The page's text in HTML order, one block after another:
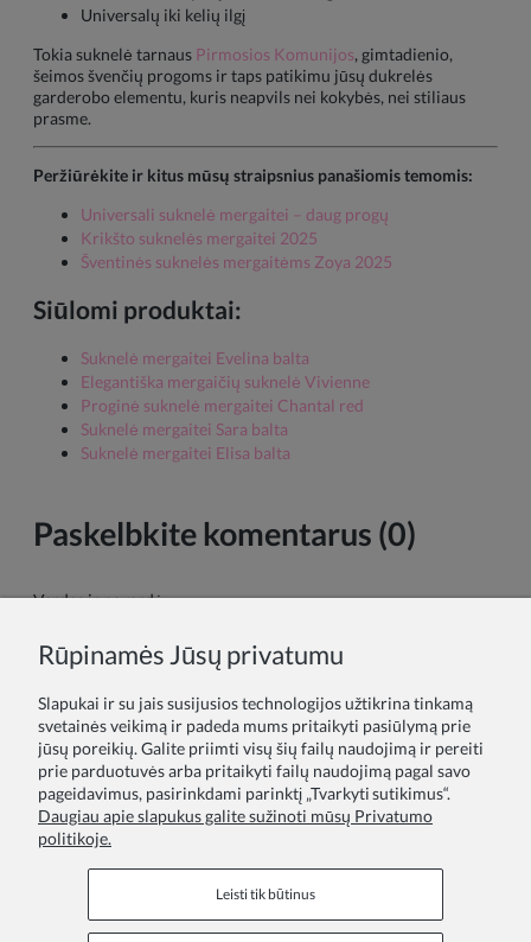
Universalų iki kelių ilgį
Tokia suknelė tarnaus Pirmosios Komunijos, gimtadienio,
šeimos švenčių progoms ir taps patikimu jūsų dukrelės
garderobo elementu, kuris neapvils nei kokybės, nei stiliaus
prasme.
Peržiūrėkite ir kitus mūsų straipsnius panašiomis temomis:
Universali suknelė mergaitei – daug progų
Krikšto suknelės mergaitei 2025
Šventinės suknelės mergaitėms Zoya 2025
Siūlomi produktai:
Suknelė mergaitei Evelina balta
Elegantiška mergaičių suknelė Vivienne
Proginė suknelė mergaitei Chantal red
Suknelė mergaitei Sara balta
Suknelė mergaitei Elisa balta
Paskelbkite komentarus (0)
Vardas ir pavardė:
Siųsti
Rūpinamės Jūsų privatumu
Slapukai ir su jais susijusios technologijos užtikrina tinkamą
svetainės veikimą ir padeda mums pritaikyti pasiūlymą prie
jūsų poreikių. Galite priimti visų šių failų naudojimą ir pereiti
prie parduotuvės arba pritaikyti failų naudojimą pagal savo
pageidavimus, pasirinkdami parinktį „Tvarkyti sutikimus“.
Daugiau apie slapukus galite sužinoti mūsų Privatumo
politikoje.
Leisti tik būtinus